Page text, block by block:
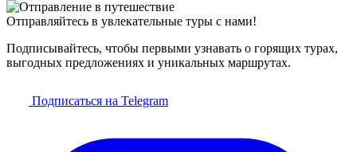
Отправляйтесь в увлекательные туры с нами!
Подписывайтесь, чтобы первыми узнавать о горящих турах,
выгодных предложениях и уникальных маршрутах.
Подписаться на Telegram